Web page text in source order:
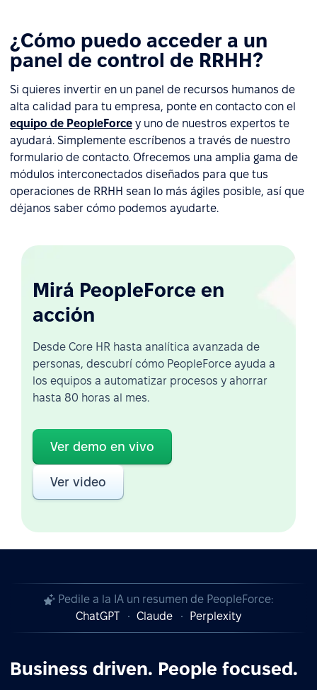
¿Cómo puedo acceder a un
panel de control de RRHH?
Si quieres invertir en un panel de recursos humanos de
alta calidad para tu empresa, ponte en contacto con el
equipo de PeopleForce y uno de nuestros expertos te
ayudará. Simplemente escríbenos a través de nuestro
formulario de contacto. Ofrecemos una amplia gama de
módulos interconectados diseñados para que tus
operaciones de RRHH sean lo más ágiles posible, así que
déjanos saber cómo podemos ayudarte.
Mirá PeopleForce en
acción
Desde Core HR hasta analítica avanzada de
personas, descubrí cómo PeopleForce ayuda a
los equipos a automatizar procesos y ahorrar
hasta 80 horas al mes.
Ver demo en vivo
Ver video
Pedile a la IA un resumen de PeopleForce:
ChatGPT
Claude Perplexity
Business driven. People focused.